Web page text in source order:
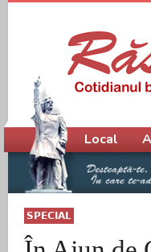
SPECIAL
Meniu principal
Local